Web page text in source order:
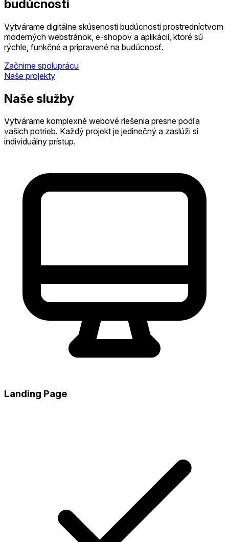
budúcnosti
Vytvárame digitálne skúsenosti budúcnosti prostredníctvom
moderných webstránok, e-shopov a aplikácií, ktoré sú
rýchle, funkčné a pripravené na budúcnosť.
Začnime spoluprácu
Naše projekty
Naše služby
Vytvárame komplexné webové riešenia presne podľa
vašich potrieb. Každý projekt je jedinečný a zaslúži si
individuálny prístup.
Landing Page